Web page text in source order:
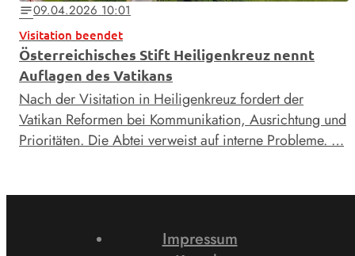
notes09.04.2026 10:01
Visitation beendet
Österreichisches Stift Heiligenkreuz nennt
Auflagen des Vatikans
Nach der Visitation in Heiligenkreuz fordert der
Vatikan Reformen bei Kommunikation, Ausrichtung und
Prioritäten. Die Abtei verweist auf interne Probleme. …
Impressum